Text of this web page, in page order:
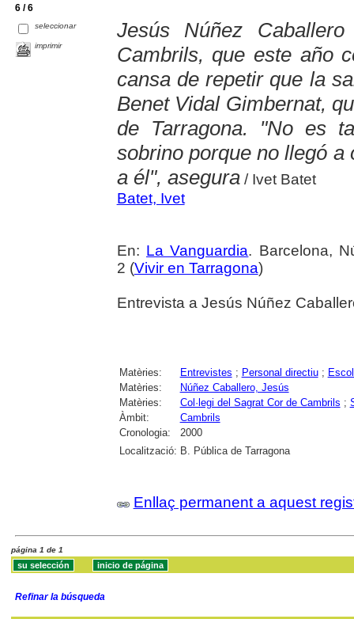
6 / 6
seleccionar
imprimir
Jesús Núñez
Cambrils, que este año
cansa de repetir que la
Benet Vidal Gimbernat,
de Tarragona. "No es
sobrino porque no llegó
a él", asegura/ Ivet Batet
Batet, Ivet
En: La Vanguardia. Barcelona,
2 (Vivir en Tarragona)
Entrevista a Jesús Núñez
Matèries: Entrevistes ; Personal directiu;
Matèries:
Núñez Caballero, Jesús
Matèries:
Col·legi del Sagrat Cor de Cambrils ;
Àmbit:
Cambrils
Cronologia:
2000
Localització: B. Pública de Tarragona
Enllaç permanent a aquest
página 1 de 1
Refinar la búsqueda